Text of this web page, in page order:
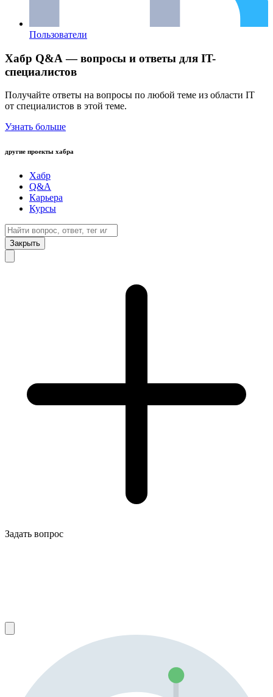
Пользователи
Хабр Q&A — вопросы и ответы для IT-
специалистов
Получайте ответы на вопросы по любой теме из области IT
от специалистов в этой теме.
Узнать больше
другие проекты хабра
Хабр
Q&A
Карьера
Курсы
Закрыть
Задать вопрос